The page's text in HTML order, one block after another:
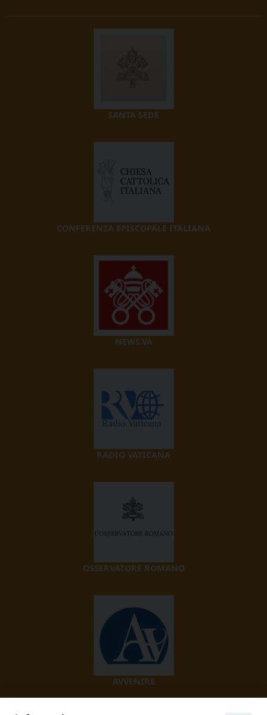
SANTA SEDE
CONFERENZA EPISCOPALE ITALIANA
NEWS.VA
RADIO VATICANA
OSSERVATORE ROMANO
AVVENIRE